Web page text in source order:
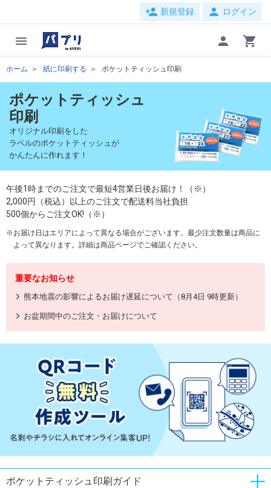
person_add 新規登録 person ログイン
menu person shopping_cart
ホーム 紙に印刷する ポケットティッシュ印刷
ポケットティッシュ
印刷
オリジナル印刷をした
ラベルのポケットティッシュが
かんたんに作れます！
午後1時までのご注文で最短4営業日後お届け！（※）
2,000円（税込）以上のご注文で配送料当社負担
500個からご注文OK!（※）
お届け日はエリアによって異なる場合がございます。最少注文数量は商品に
よって異なります。詳細は商品ページでご確認ください。
重要なお知らせ
熊本地震の影響によるお届け遅延について（8月4日 9時更新）
お盆期間中のご注文・お届けについて
ポケットティッシュ印刷ガイド